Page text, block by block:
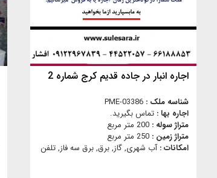
اجاره انبار در جاده قدیم کرج شماره 2
شناسه ملک : PME-03386
اجاره بها : تماس بگیرید.
متراژ سوله : 200 متر مربع
متراژ زمین : 250 متر مربع
امکانات :آب شهری, گاز, برق, برق سه فاز, تلفن